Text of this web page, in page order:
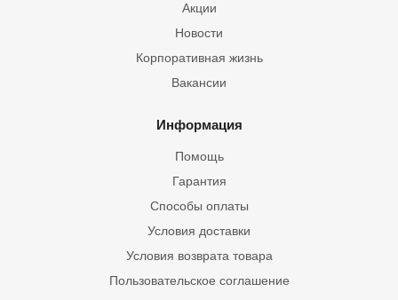
Акции
Новости
Корпоративная жизнь
Вакансии
Информация
Помощь
Гарантия
Способы оплаты
Условия доставки
Условия возврата товара
Пользовательское соглашение